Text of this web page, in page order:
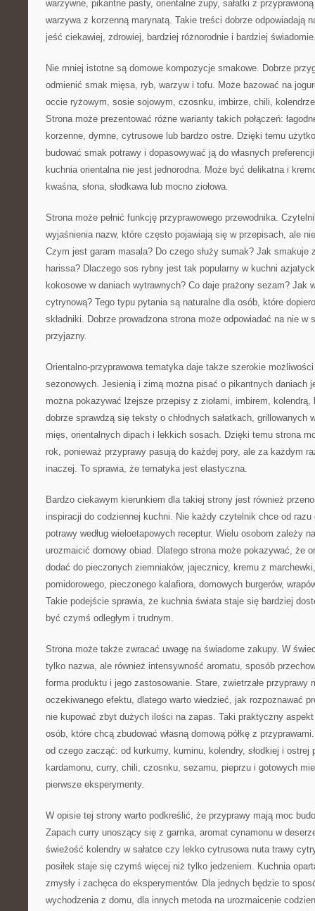
warzywne, pikantne pasty, orientalne zupy, sałatki z
warzywa z korzenną marynatą. Takie treści dobrze odpowiadają
jeść ciekawiej, zdrowiej, bardziej różnorodnie i bardziej
Nie mniej istotne są domowe kompozycje smakowe. Dobrze
odmienić smak mięsa, ryb, warzyw i tofu. Może bazować na
occie ryżowym, sosie sojowym, czosnku, imbirze, chili,
Strona może prezentować różne warianty takich połączeń:
korzenne, dymne, cytrusowe lub bardzo ostre. Dzięki temu
budować smak potrawy i dopasowywać ją do własnych
kuchnia orientalna nie jest jednorodna. Może być delikatna i
kwaśna, słona, słodkawa lub mocno ziołowa.
Strona może pełnić funkcję przyprawowego przewodnika.
wyjaśnienia nazw, które często pojawiają się w przepisach, ale
Czym jest garam masala? Do czego służy sumak? Jak smakuje
harissa? Dlaczego sos rybny jest tak popularny w kuchni
kokosowe w daniach wytrawnych? Co daje prażony sezam? Jak
cytrynową? Tego typu pytania są naturalne dla osób, które
składniki. Dobrze prowadzona strona może odpowiadać na nie w
przyjazny.
Orientalno-przyprawowa tematyka daje także szerokie
sezonowych. Jesienią i zimą można pisać o pikantnych daniach
można pokazywać lżejsze przepisy z ziołami, imbirem,
dobrze sprawdzą się teksty o chłodnych sałatkach, grillowanych
mięs, orientalnych dipach i lekkich sosach. Dzięki temu strona
rok, ponieważ przyprawy pasują do każdej pory, ale za każdym
inaczej. To sprawia, że tematyka jest elastyczna.
Bardzo ciekawym kierunkiem dla takiej strony jest również
inspiracji do codziennej kuchni. Nie każdy czytelnik chce od razu
potrawy według wieloetapowych receptur. Wielu osobom zależy
urozmaicić domowy obiad. Dlatego strona może pokazywać, że
dodać do pieczonych ziemniaków, jajecznicy, kremu z
pomidorowego, pieczonego kalafiora, domowych burgerów,
Takie podejście sprawia, że kuchnia świata staje się bardziej
być czymś odległym i trudnym.
Strona może także zwracać uwagę na świadome zakupy. W
tylko nazwa, ale również intensywność aromatu, sposób
forma produktu i jego zastosowanie. Stare, zwietrzałe przyprawy
oczekiwanego efektu, dlatego warto wiedzieć, jak rozpoznawać
nie kupować zbyt dużych ilości na zapas. Taki praktyczny
osób, które chcą zbudować własną domową półkę z
od czego zacząć: od kurkumy, kuminu, kolendry, słodkiej i ostrej
kardamonu, curry, chili, czosnku, sezamu, pieprzu i gotowych
pierwsze eksperymenty.
W opisie tej strony warto podkreślić, że przyprawy mają moc
Zapach curry unoszący się z garnka, aromat cynamonu w
świeżość kolendry w sałatce czy lekko cytrusowa nuta trawy
posiłek staje się czymś więcej niż tylko jedzeniem. Kuchnia
zmysły i zachęca do eksperymentów. Dla jednych będzie to
wychodzenia z domu, dla innych metoda na urozmaicenie